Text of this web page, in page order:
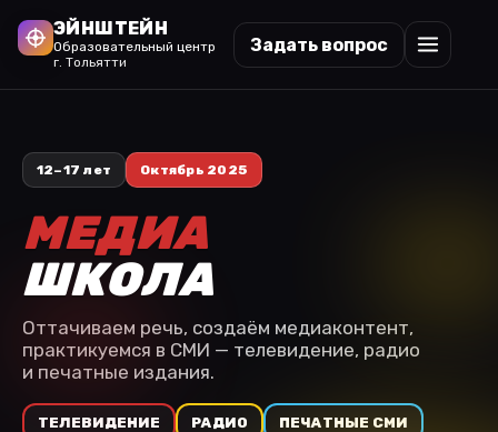
ЭЙНШТЕЙН
Образовательный центр
г. Тольятти
Задать вопрос
12–17 лет Октябрь 2025
МЕДИА
ШКОЛА
Оттачиваем речь, создаём медиаконтент,
практикуемся в СМИ — телевидение, радио
и печатные издания.
ТЕЛЕВИДЕНИЕ РАДИО ПЕЧАТНЫЕ СМИ